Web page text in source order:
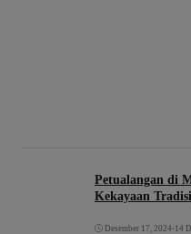
Petualangan di
Kekayaan
Desember 17, 2024 • 14